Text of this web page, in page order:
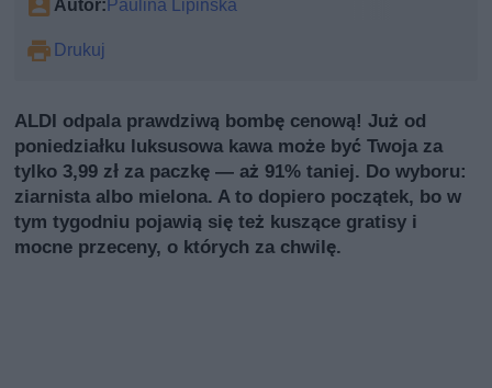
Autor: Paulina Lipińska
Drukuj
ALDI odpala prawdziwą bombę cenową! Już od
poniedziałku luksusowa kawa może być Twoja za
tylko 3,99 zł za paczkę — aż 91% taniej. Do wyboru:
ziarnista albo mielona. A to dopiero początek, bo w
tym tygodniu pojawią się też kuszące gratisy i
mocne przeceny, o których za chwilę.